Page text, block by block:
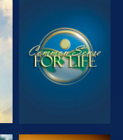
REGARDER